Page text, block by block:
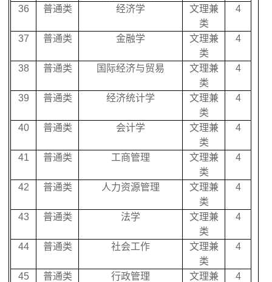
36
普通类 经济学
文理兼
类
4
37 普通类 金融学
文理兼
类
4
38 普通类 国际经济与贸易
文理兼
类
4
39 普通类 经济统计学
文理兼
类
4
40 普通类 会计学
文理兼
类
4
41 普通类 工商管理
文理兼
类
4
42 普通类 人力资源管理
文理兼
类
4
43 普通类 法学
文理兼
类
4
44 普通类 社会工作
文理兼
类
4
45 普通类 行政管理
文理兼
4